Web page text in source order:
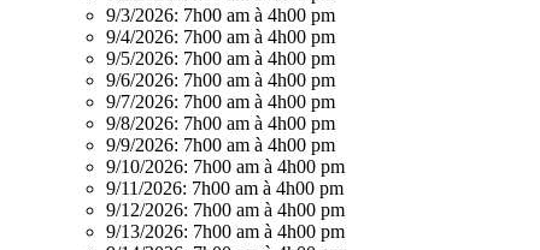
9/3/2026: 7h00 am à 4h00 pm
9/4/2026: 7h00 am à 4h00 pm
9/5/2026: 7h00 am à 4h00 pm
9/6/2026: 7h00 am à 4h00 pm
9/7/2026: 7h00 am à 4h00 pm
9/8/2026: 7h00 am à 4h00 pm
9/9/2026: 7h00 am à 4h00 pm
9/10/2026: 7h00 am à 4h00 pm
9/11/2026: 7h00 am à 4h00 pm
9/12/2026: 7h00 am à 4h00 pm
9/13/2026: 7h00 am à 4h00 pm